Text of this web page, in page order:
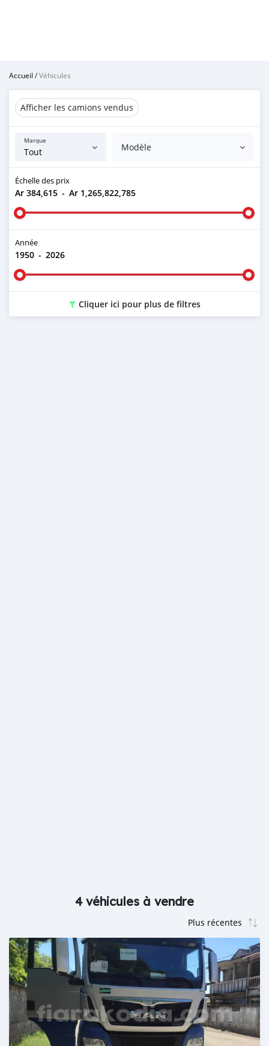
Accueil /Véhicules
Afficher les camions vendus
Marque
Modèle
Échelle des prix
Ar 384,615 - Ar 1,265,822,785
Année
1950 - 2026
Cliquer ici pour plus de filtres
4 véhicules à vendre